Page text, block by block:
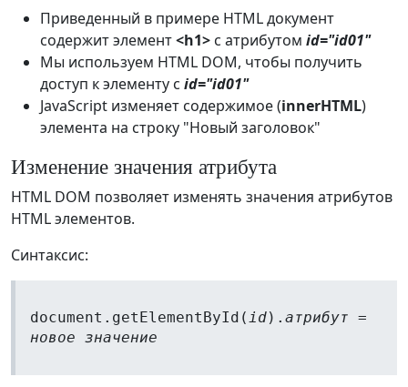
Приведенный в примере HTML документ
содержит элемент<h1> с атрибутом id="id01"
Мы используем HTML DOM, чтобы получить
доступ к элементу с id="id01"
JavaScript изменяет содержимое (innerHTML)
элемента на строку "Новый заголовок"
Изменение значения атрибута
HTML DOM позволяет изменять значения атрибутов
HTML элементов.
Синтаксис:
document.getElementById(id). атрибут =
новое значение